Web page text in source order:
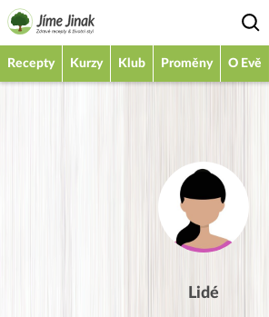
Recepty Kurzy Klub Proměny O Evě
Lidé